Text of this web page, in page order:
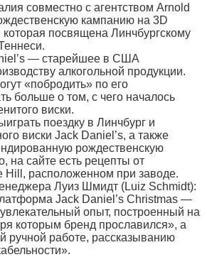
совместно с агентством Arnold
кампанию на 3D
посвящена Линчбургскому
— старейшее в США
алкогольной продукции.
«побродить» по его
больше о том, с чего началось
виски.
поездку в Линчбург и
виски Jack Daniel’s, а также
рождественскую
на сайте есть рецепты от
Hill, расположенном при заводе.
Луиз Шмидт (Luiz Schmidt):
Jack Daniel’s Christmas —
опыт, построенный на
которым бренд прославился», а
ручной работе, рассказыванию